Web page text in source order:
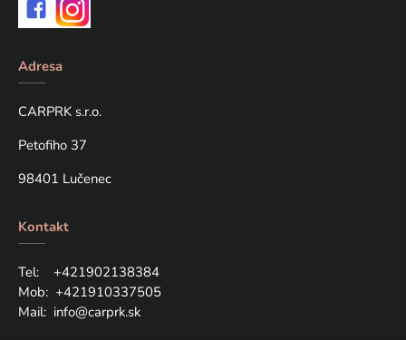
Adresa
CARPRK s.r.o.
Petofiho 37
98401 Lučenec
Kontakt
Tel: +421902138384
Mob: +421910337505
Mail: info@carprk.sk